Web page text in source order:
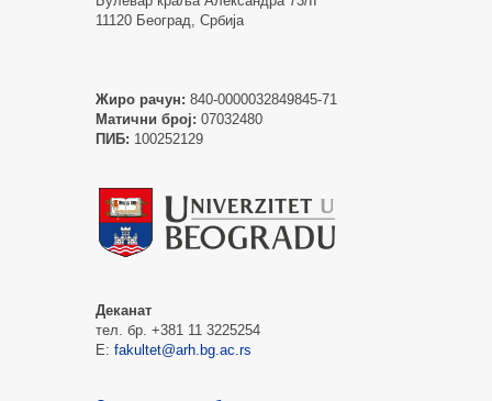
11120 Београд, Србија
Жиро рачун: 840-0000032849845-71
Матични број: 07032480
ПИБ: 100252129
Деканат
тел. бр. +381 11 3225254
Е: fakultet@arh.bg.ac.rs